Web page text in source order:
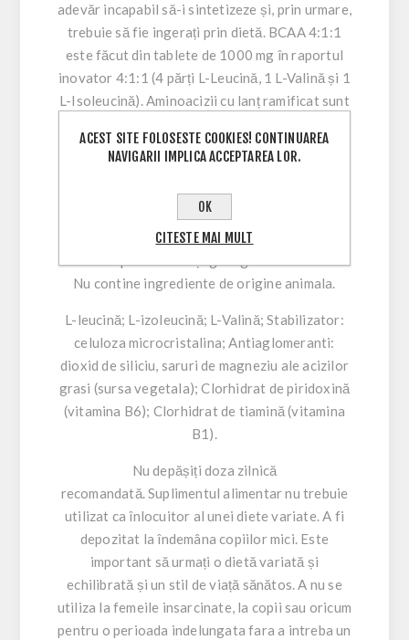
adevăr incapabil să-i sintetizeze și, prin urmare,
trebuie să fie ingerați prin dietă. BCAA 4:1:1
este făcut din tablete de 1000 mg în raportul
inovator 4:1:1 (4 părți L-Leucină, 1 L-Valină și 1
L-Isoleucină). Aminoacizii cu lanț ramificat sunt
sportivilor care se antrenează în fiecare zi. În
susține metabolismul energetic normal și
vitamina B6 care ajută la reducerea oboselii,
oboselii și susține metabolismul normal al
Nu contine ingrediente de origine animala.
L-leucină; L-izoleucină; L-Valină; Stabilizator:
celuloza microcristalina; Antiaglomeranti:
dioxid de siliciu, saruri de magneziu ale acizilor
grasi (sursa vegetala); Clorhidrat de piridoxină
(vitamina B6); Clorhidrat de tiamină (vitamina
B1).
Nu depășiți doza zilnică
recomandată. Suplimentul alimentar nu trebuie
utilizat ca înlocuitor al unei diete variate. A fi
depozitat la îndemâna copiilor mici. Este
important să urmați o dietă variată și
echilibrată și un stil de viață sănătos. A nu se
utiliza la femeile insarcinate, la copii sau oricum
pentru o perioada indelungata fara a intreba un
ACEST SITE FOLOSESTE COOKIES! CONTINUAREA
NAVIGARII IMPLICA ACCEPTAREA LOR.
OK
CITESTE MAI MULT